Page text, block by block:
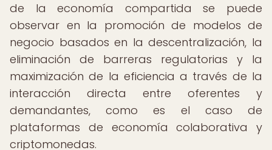
de la economía compartida se puede
observar en la promoción de modelos de
negocio basados en la descentralización, la
eliminación de barreras regulatorias y la
maximización de la eficiencia a través de la
interacción directa entre oferentes y
demandantes, como es el caso de
plataformas de economía colaborativa y
criptomonedas.